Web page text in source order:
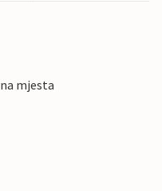
mjesta